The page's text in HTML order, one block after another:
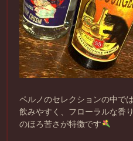
ペルノのセレクションの中で
飲みやすく、フローラルな香
のほろ苦さが特徴です